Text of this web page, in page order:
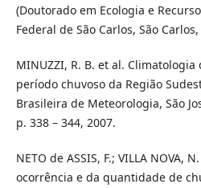
(Doutorado em Ecologia e
Federal de São Carlos, São
MINUZZI, R. B. et al.
período chuvoso da Região
Brasileira de Meteorologia, São
p. 338 – 344, 2007.
NETO de ASSIS, F.; VILLA NOVA,
ocorrência e da quantidade de